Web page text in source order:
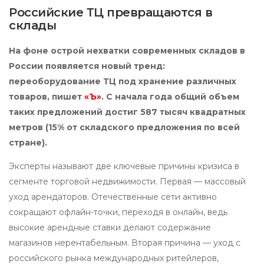
Российские ТЦ превращаются в
склады
На фоне острой нехватки современных складов в
России появляется новый тренд:
переоборудование ТЦ под хранение различных
товаров, пишет «Ъ». С начала года общий объем
таких предложений достиг 587 тысяч квадратных
метров (15% от складского предложения по всей
стране).
Эксперты называют две ключевые причины кризиса в
сегменте торговой недвижимости. Первая — массовый
уход арендаторов. Отечественные сети активно
сокращают офлайн-точки, переходя в онлайн, ведь
высокие арендные ставки делают содержание
магазинов нерентабельным. Вторая причина — уход с
российского рынка международных ритейлеров,